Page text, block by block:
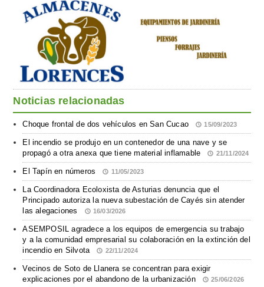
Noticias relacionadas
Choque frontal de dos vehículos en San Cucao 15/09/2023
El incendio se produjo en un contenedor de una nave y se
propagó a otra anexa que tiene material inflamable
21/11/2024
El Tapín en números 11/05/2023
La Coordinadora Ecoloxista de Asturias denuncia que el
Principado autoriza la nueva subestación de Cayés sin atender
las alegaciones
16/03/2026
ASEMPOSIL agradece a los equipos de emergencia su trabajo
y a la comunidad empresarial su colaboración en la extinción del
incendio en Silvota
22/11/2024
Vecinos de Soto de Llanera se concentran para exigir
explicaciones por el abandono de la urbanización
25/06/2026